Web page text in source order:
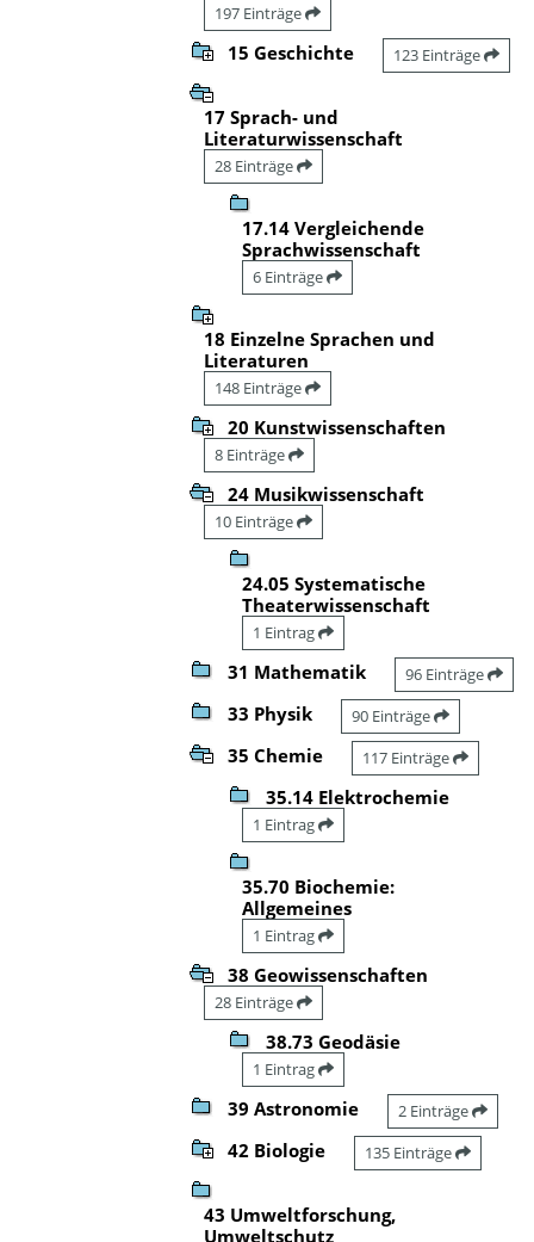
197 Einträge
15 Geschichte 123 Einträge
17 Sprach- und
Literaturwissenschaft
28 Einträge
17.14 Vergleichende
Sprachwissenschaft
6 Einträge
18 Einzelne Sprachen und
Literaturen
148 Einträge
20 Kunstwissenschaften
8 Einträge
24 Musikwissenschaft
10 Einträge
24.05 Systematische
Theaterwissenschaft
1 Eintrag
31 Mathematik 96 Einträge
33 Physik 90 Einträge
35 Chemie 117 Einträge
35.14 Elektrochemie
1 Eintrag
35.70 Biochemie:
Allgemeines
1 Eintrag
38 Geowissenschaften
28 Einträge
38.73 Geodäsie
1 Eintrag
39 Astronomie 2 Einträge
42 Biologie 135 Einträge
43 Umweltforschung,
Umweltschutz